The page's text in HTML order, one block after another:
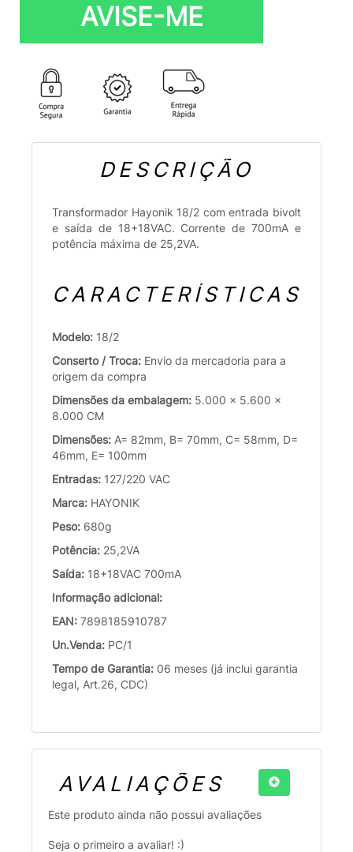
AVISE-ME
DESCRIÇÃO
Transformador Hayonik 18/2 com entrada bivolt
e saída de 18+18VAC. Corrente de 700mA e
potência máxima de 25,2VA.
CARACTERÍSTICAS
Modelo: 18/2
Conserto / Troca: Envio da mercadoria para a
origem da compra
Dimensões da embalagem: 5.000 x 5.600 x
8.000 CM
Dimensões: A= 82mm, B= 70mm, C= 58mm, D=
46mm, E= 100mm
Entradas: 127/220 VAC
Marca: HAYONIK
Peso: 680g
Potência: 25,2VA
Saída: 18+18VAC 700mA
Informação adicional:
EAN: 7898185910787
Un.Venda: PC/1
Tempo de Garantia: 06 meses (já inclui garantia
legal, Art.26, CDC)
AVALIAÇÕES
Este produto ainda não possui avaliações
Seja o primeiro a avaliar! :)